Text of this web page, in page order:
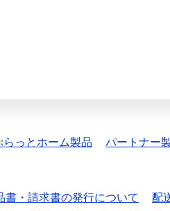
らっとホーム製品 パートナー
書・請求書の発行について 配